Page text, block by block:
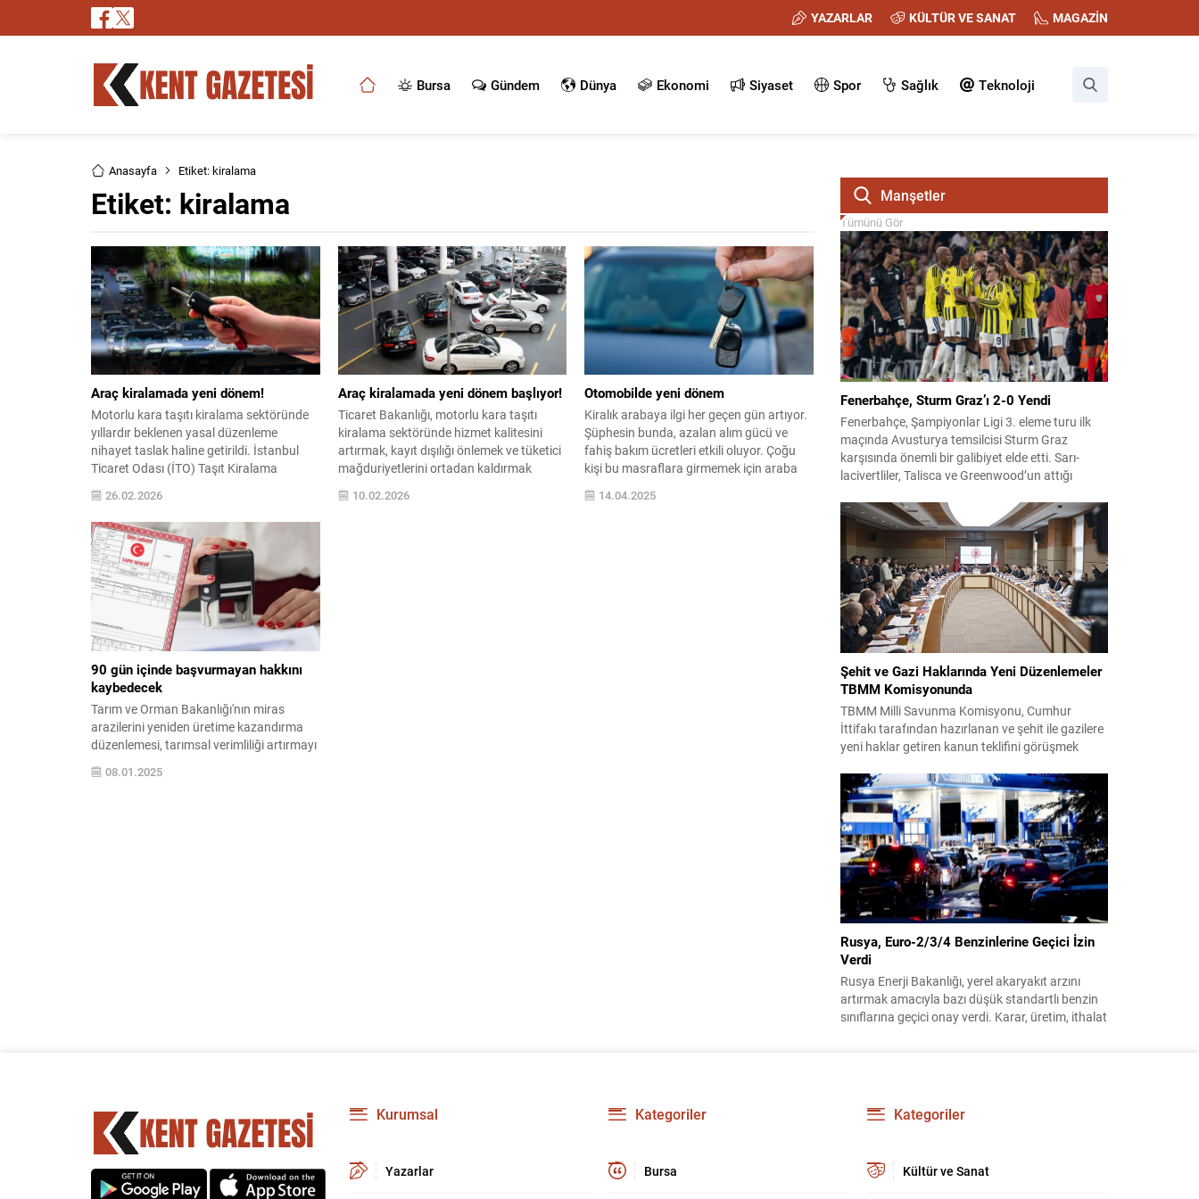
YAZARLAR KÜLTÜR VE SANAT MAGAZİN
Bursa Gündem Dünya Ekonomi Siyaset Spor Sağlık Teknoloji
Anasayfa Etiket: kiralama
Etiket: kiralama
Araç kiralamada yeni dönem!
Motorlu kara taşıtı kiralama sektöründe
yıllardır beklenen yasal düzenleme
nihayet taslak haline getirildi. İstanbul
Ticaret Odası (İTO) Taşıt Kiralama
Komitesi'nin talebiyle Ticaret Bakanlığı
tarafından hazırlanan "Motorlu Kara
Taşıtlarının ...
26.02.2026
Araç kiralamada yeni dönem başlıyor!
Ticaret Bakanlığı, motorlu kara taşıtı
kiralama sektöründe hizmet kalitesini
artırmak, kayıt dışılığı önlemek ve tüketici
mağduriyetlerini ortadan kaldırmak
amacıyla "Motorlu Kara Taşıtlarının
Kiralanması Hakkında Yönetmelik
10.02.2026
Otomobilde yeni dönem
Kiralık arabaya ilgi her geçen gün artıyor.
Şüphesin bunda, azalan alım gücü ve
fahiş bakım ücretleri etkili oluyor. Çoğu
kişi bu masraflara girmemek için araba
kiralama yoluna başvuruyor. Araba
kiralamaya olan yoğun ilgi sektörün
14.04.2025
90 gün içinde başvurmayan hakkını
kaybedecek
Tarım ve Orman Bakanlığı'nın miras
arazilerini yeniden üretime kazandırma
düzenlemesi, tarımsal verimliliği artırmayı
desteklemeyi hedefliyor. Detaylar için
08.01.2025
Manşetler
Tümünü Gör
Fenerbahçe, Sturm Graz’ı 2-0 Yendi
Fenerbahçe, Şampiyonlar Ligi 3. eleme turu ilk
maçında Avusturya temsilcisi Sturm Graz
karşısında önemli bir galibiyet elde etti. Sarı-
lacivertliler, Talisca ve Greenwood’un attığı
öncesi avantaj sağladı. Karşılaşma sonrası
takım yönetimi mücadeleyi değerlendirdi ve
gelecek planlarına dair bilgi verdi. Futboldan
sorumlu yönetici Cihan Kamer,...
Şehit ve Gazi Haklarında Yeni Düzenlemeler
TBMM Komisyonunda
TBMM Milli Savunma Komisyonu, Cumhur
İttifakı tarafından hazırlanan ve şehit ile gazilere
yeni haklar getiren kanun teklifini görüşmek
komisyonda kabul edildi ve bir dizi düzenleme
benimsendi. Teklif kapsamında, vazife
malullerinden hayatını kaybedenlerin anne ve
babalarına bağlanacak aylık tutarının, net asgari
ücretin altında olmayacağı hükme bağlanıyor....
Rusya, Euro-2/3/4 Benzinlerine Geçici İzin
Verdi
Rusya Enerji Bakanlığı, yerel akaryakıt arzını
artırmak amacıyla bazı düşük standartlı benzin
sınıflarına geçici onay verdi. Karar, üretim, ithalat
kararın geçici olduğu ve uzun vadeli çevre
hedeflerinden sapma amaçlanmadığı...
Kurumsal
Yazarlar
Kategoriler
Bursa
Kategoriler
Kültür ve Sanat